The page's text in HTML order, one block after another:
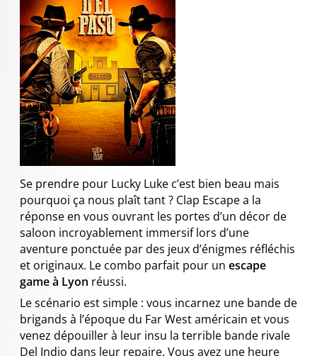
Se prendre pour Lucky Luke c’est bien beau mais
pourquoi ça nous plaît tant ? Clap Escape a la
réponse en vous ouvrant les portes d’un décor de
saloon incroyablement immersif lors d’une
aventure ponctuée par des jeux d’énigmes réfléchis
et originaux. Le combo parfait pour un escape
game à Lyon réussi.
Le scénario est simple : vous incarnez une bande de
brigands à l’époque du Far West américain et vous
venez dépouiller à leur insu la terrible bande rivale
Del Indio dans leur repaire. Vous avez une heure